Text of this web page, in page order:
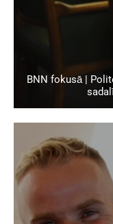
BNN fokusā |